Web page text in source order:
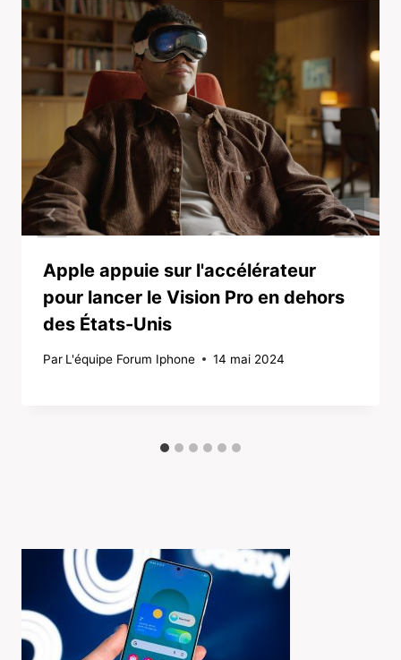
Apple appuie sur l'accélérateur
pour lancer le Vision Pro en dehors
des États-Unis
Par L'équipe Forum Iphone 14 mai 2024